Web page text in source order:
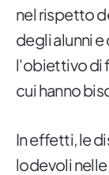
nel rispetto
degli alunni
l'obiettivo di
cui hanno
In effetti, le
lodevoli nelle